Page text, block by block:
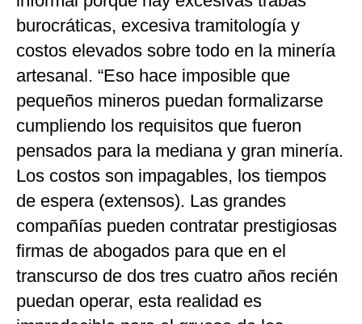
burocráticas, excesiva tramitología y
costos elevados sobre todo en la minería
artesanal. “Eso hace imposible que
pequeños mineros puedan formalizarse
cumpliendo los requisitos que fueron
pensados para la mediana y gran minería.
Los costos son impagables, los tiempos
de espera (extensos). Las grandes
compañías pueden contratar prestigiosas
firmas de abogados para que en el
transcurso de dos tres cuatro años recién
puedan operar, esta realidad es